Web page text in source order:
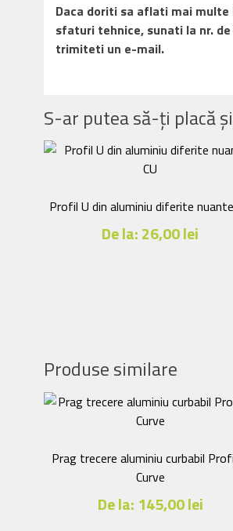
Daca doriti sa aflati mai
sfaturi tehnice, sunati la nr.
trimiteti un e-mail.
S-ar putea să-ți placă
Profil U din aluminiu diferite
De la:26,00lei
Opțiunile
pot
fi
alese
în
pagina
produsului.
Produse similare
Prag trecere aluminiu curbabil
Curve
De la: 145,00lei